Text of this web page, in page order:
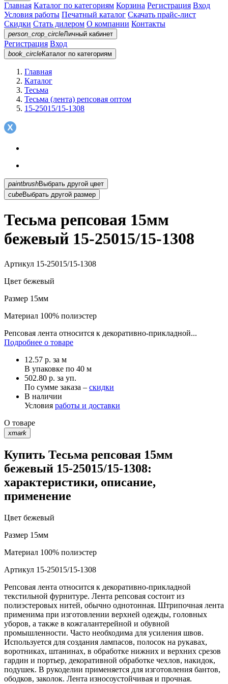
Главная Каталог по категориям Корзина Регистрация Вход
Условия работы Печатный каталог Скачать прайс-лист
Скидки Стать дилером О компании Контакты
person_crop_circleЛичный кабинет
Регистрация Вход
book_circleКаталог по категориям
Главная
Каталог
Тесьма
Тесьма (лента) репсовая оптом
15-25015/15-1308
paintbrush
Выбрать другой цвет
cubeВыбрать другой размер
Тесьма репсовая 15мм
бежевый 15-25015/15-1308
Артикул 15-25015/15-1308
Цвет бежевый
Размер 15мм
Материал 100% полиэстер
Репсовая лента относится к декоративно-прикладной...
Подробнее о товаре
12.57 р. за м
В упаковке по 40 м
502.80 р. за уп.
По сумме заказа – скидки
В наличии
Условия работы и доставки
О товаре
xmark
Купить Тесьма репсовая 15мм
бежевый 15-25015/15-1308:
характеристики, описание,
применение
Цвет бежевый
Размер 15мм
Материал 100% полиэстер
Артикул 15-25015/15-1308
Репсовая лента относится к декоративно-прикладной
текстильной фурнитуре. Лента репсовая состоит из
полиэстеровых нитей, обычно однотонная. Штрипочная лента
применима при изготовлении верхней одежды, головных
уборов, а также в кожгалантерейной и обувной
промышленности. Часто необходима для усиления швов.
Используется для создания лампасов, полосок на рукавах,
воротниках, штанинах, в обработке нижних и верхних срезов
гардин и портьер, декоративной обработке чехлов, накидок,
подушек. В рукоделии применяется для изготовления бантов,
ободков, заколок. Лента износоустойчивая и прочная.